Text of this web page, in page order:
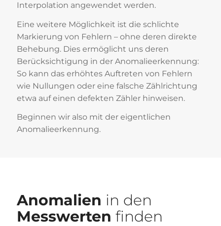
Interpolation angewendet werden.
Eine weitere Möglichkeit ist die schlichte
Markierung von Fehlern – ohne deren direkte
Behebung. Dies ermöglicht uns deren
Berücksichtigung in der Anomalieerkennung:
So kann das erhöhtes Auftreten von Fehlern
wie Nullungen oder eine falsche Zählrichtung
etwa auf einen defekten Zähler hinweisen.
Beginnen wir also mit der eigentlichen
Anomalieerkennung.
Anomalien in den
Messwerten finden